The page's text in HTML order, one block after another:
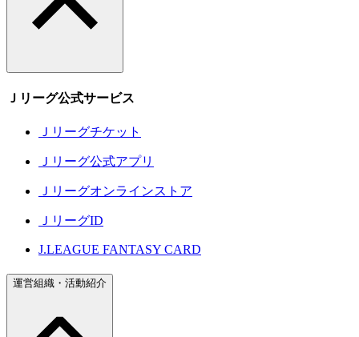
Ｊリーグ公式サービス
Ｊリーグチケット
Ｊリーグ公式アプリ
Ｊリーグオンラインストア
ＪリーグID
J.LEAGUE FANTASY CARD
運営組織・活動紹介